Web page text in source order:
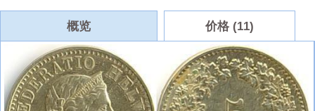
概览 价格 (11)